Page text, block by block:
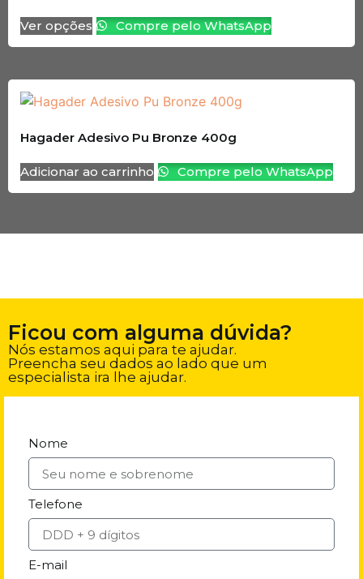
Ver opções Compre pelo WhatsApp
Hagader Adesivo Pu Bronze 400g
Adicionar ao carrinho Compre pelo WhatsApp
Ficou com alguma dúvida?
Nós estamos aqui para te ajudar.
Preencha seu dados ao lado que um
especialista ira lhe ajudar.
Nome
Telefone
E-mail